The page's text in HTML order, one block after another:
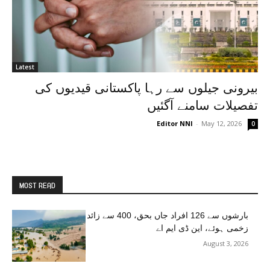
Latest
بیرونی جیلوں سے رہا پاکستانی قیدیوں کی
تفصیلات سامنے آگئیں
Editor NNI - May 12, 2026 0
MOST READ
بارشوں سے 126 افراد جاں بحق، 400 سے زائد
زخمی ہوئے، این ڈی ایم اے
August 3, 2026